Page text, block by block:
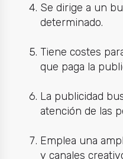
Se dirige a un
determinado.
Tiene costes
que paga la
La publicidad
atención de las
Emplea una
y canales